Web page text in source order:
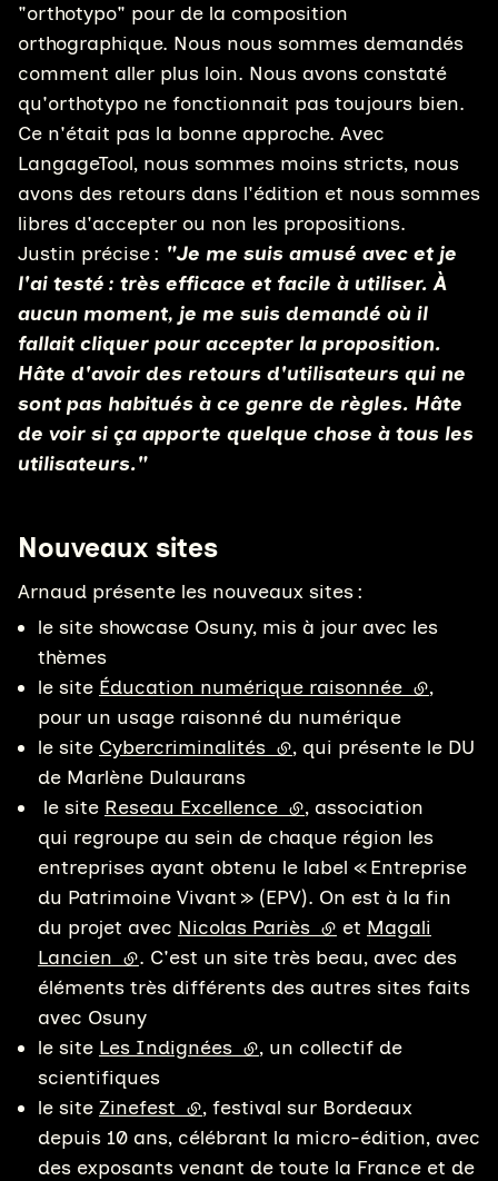
"orthotypo" pour de la composition
orthographique. Nous nous sommes demandés
comment aller plus loin. Nous avons constaté
qu'orthotypo ne fonctionnait pas toujours bien.
Ce n'était pas la bonne approche. Avec
LangageTool, nous sommes moins stricts, nous
avons des retours dans l'édition et nous sommes
libres d'accepter ou non les propositions.
Justin précise : "Je me suis amusé avec et je
l'ai testé : très efficace et facile à utiliser. À
aucun moment, je me suis demandé où il
fallait cliquer pour accepter la proposition.
Hâte d'avoir des retours d'utilisateurs qui ne
sont pas habitués à ce genre de règles. Hâte
de voir si ça apporte quelque chose à tous les
utilisateurs."
Nouveaux sites
Arnaud présente les nouveaux sites :
le site showcase Osuny, mis à jour avec les
thèmes
le site Éducation numérique raisonnée (lien
,
pour un usage raisonné du numérique
le site Cybercriminalités (lien externe)
, qui présente le DU
de Marlène Dulaurans
le site Reseau Excellence (lien externe)
, association
qui regroupe au sein de chaque région les
entreprises ayant obtenu le label « Entreprise
du Patrimoine Vivant » (EPV). On est à la fin
du projet avec Nicolas Pariès (lien externe)
et Magali
Lancien (lien externe)
. C'est un site très beau, avec des
éléments très différents des autres sites faits
avec Osuny
le site Les Indignées (lien externe)
, un collectif de
scientifiques
le site Zinefest (lien externe)
, festival sur Bordeaux
depuis 10 ans, célébrant la micro-édition, avec
des exposants venant de toute la France et de